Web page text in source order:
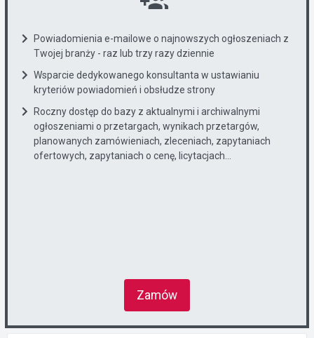
Powiadomienia e-mailowe o najnowszych ogłoszeniach z
Twojej branży - raz lub trzy razy dziennie
Wsparcie dedykowanego konsultanta w ustawianiu
kryteriów powiadomień i obsłudze strony
Roczny dostęp do bazy z aktualnymi i archiwalnymi
ogłoszeniami o przetargach, wynikach przetargów,
planowanych zamówieniach, zleceniach, zapytaniach
ofertowych, zapytaniach o cenę, licytacjach...
Zamów